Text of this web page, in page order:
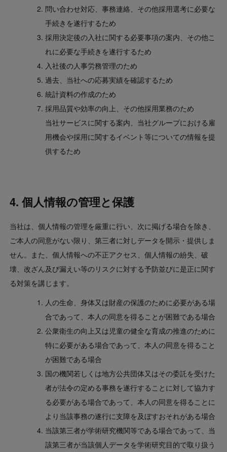
問い合わせ対応、事務連絡、その他採用選考に必要な
手続きを遂行するため
採用決定後の入社に関する必要事項の案内、その他こ
れに必要な手続きを遂行するため
入社後の人事労務管理のため
過去、当社への応募実績を確認するため
統計資料の作成のため
採用品質や効率の向上、その他採用業務のため
当社サービスに関する案内、当社グループにおける雇
用機会や採用に関するイベント等についての情報を提
供するため
4. 個人情報の管理と保護
当社は、個人情報の管理を厳重に行い、次に掲げる場合を除き、
ご本人の同意がない限り、第三者に対しデータを開示・提供しま
せん。また、個人情報への不正アクセス、個人情報の紛失、破
壊、改ざん及び漏えい等のリスクに対する予防並びに是正に関す
る対策を講じます。
人の生命、身体又は財産の保護のために必要がある場
合であって、本人の同意を得ることが困難である場合
公衆衛生の向上又は児童の健全な育成の推進のために
特に必要がある場合であって、本人の同意を得ること
が困難である場合
国の機関若しくは地方公共団体又はその委託を受けた
者が法令の定める事務を遂行することに対して協力す
る必要がある場合であって、本人の同意を得ることに
より当該事務の遂行に支障を及ぼすおそれがある場合
当該第三者が学術研究機関等である場合であって、当
該第三者が当該個人データを学術研究目的で取り扱う